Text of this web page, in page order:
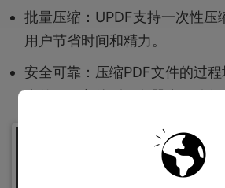
批量压缩：UPDF支持一次性压
用户节省时间和精力。
安全可靠：压缩PDF文件的过
上传PDF文件到服务器上，确